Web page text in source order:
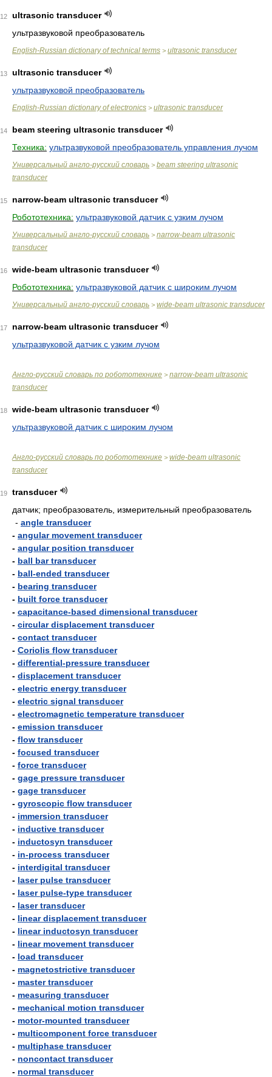
12
ultrasonic transducer
ультразвуковой преобразователь
English-Russian dictionary of technical terms > ultrasonic transducer
13
ultrasonic transducer
ультразвуковой преобразователь
English-Russian dictionary of electronics > ultrasonic transducer
14
beam steering ultrasonic transducer
Техника: ультразвуковой преобразователь управления лучом
Универсальный англо-русский словарь > beam steering ultrasonic
transducer
15
narrow-beam ultrasonic transducer
Робототехника: ультразвуковой датчик с узким лучом
Универсальный англо-русский словарь > narrow-beam ultrasonic
transducer
16
wide-beam ultrasonic transducer
Робототехника: ультразвуковой датчик с широким лучом
Универсальный англо-русский словарь > wide-beam ultrasonic transducer
17
narrow-beam ultrasonic transducer
ультразвуковой датчик с узким лучом
Англо-русский словарь по робототехнике > narrow-beam ultrasonic
transducer
18
wide-beam ultrasonic transducer
ультразвуковой датчик с широким лучом
Англо-русский словарь по робототехнике > wide-beam ultrasonic
transducer
19
transducer
датчик; преобразователь, измерительный преобразователь
- angle transducer
- angular movement transducer
- angular position transducer
- ball bar transducer
- ball-ended transducer
- bearing transducer
- built force transducer
- capacitance-based dimensional transducer
- circular displacement transducer
- contact transducer
- Coriolis flow transducer
- differential-pressure transducer
- displacement transducer
- electric energy transducer
- electric signal transducer
- electromagnetic temperature transducer
- emission transducer
- flow transducer
- focused transducer
- force transducer
- gage pressure transducer
- gage transducer
- gyroscopic flow transducer
- immersion transducer
- inductive transducer
- inductosyn transducer
- in-process transducer
- interdigital transducer
- laser pulse transducer
- laser pulse-type transducer
- laser transducer
- linear displacement transducer
- linear inductosyn transducer
- linear movement transducer
- load transducer
- magnetostrictive transducer
- master transducer
- measuring transducer
- mechanical motion transducer
- motor-mounted transducer
- multicomponent force transducer
- multiphase transducer
- noncontact transducer
- normal transducer